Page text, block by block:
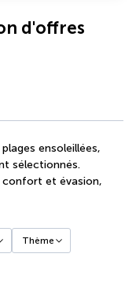
d'offres
ensoleillées,
sélectionnés.
confort et évasion,
Thème